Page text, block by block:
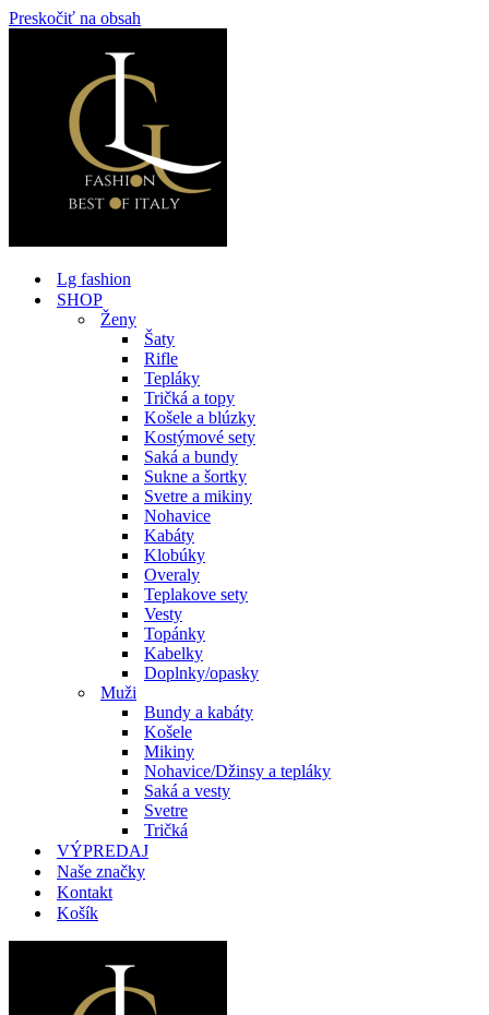
Preskočiť na obsah
Lg fashion
SHOP
Ženy
Šaty
Rifle
Tepláky
Tričká a topy
Košele a blúzky
Kostýmové sety
Saká a bundy
Sukne a šortky
Svetre a mikiny
Nohavice
Kabáty
Klobúky
Overaly
Teplakove sety
Vesty
Topánky
Kabelky
Doplnky/opasky
Muži
Bundy a kabáty
Košele
Mikiny
Nohavice/Džinsy a tepláky
Saká a vesty
Svetre
Tričká
VÝPREDAJ
Naše značky
Kontakt
Košík